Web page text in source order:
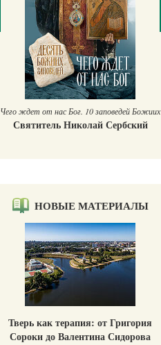
Чего ждет от нас Бог. 10 заповедей Божиих
Святитель Николай Сербский
НОВЫЕ МАТЕРИАЛЫ
Тверь как терапия: от Григория
Сороки до Валентина Сидорова